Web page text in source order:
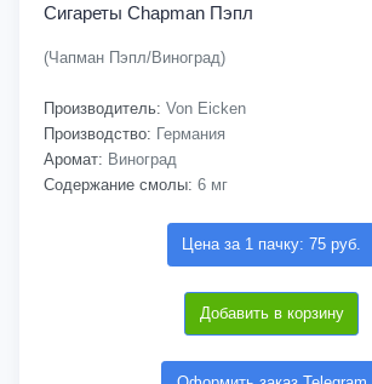
Сигареты Chapman Пэпл
(Чапман Пэпл/Виноград)
Производитель: Von Eicken
Производство: Германия
Аромат: Виноград
Содержание смолы: 6 мг
Цена за 1 пачку: 75 руб.
Добавить в корзину